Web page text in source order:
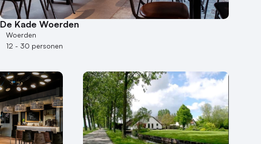
De Kade Woerden
Woerden
12 - 30 personen